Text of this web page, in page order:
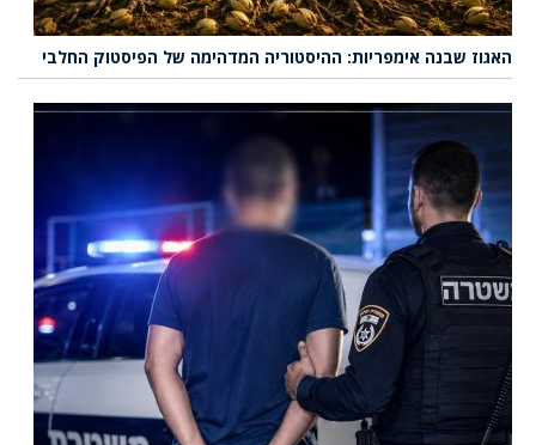
האגוז שבנה אימפריות: ההיסטוריה המדהימה של הפיסטוק החלבי